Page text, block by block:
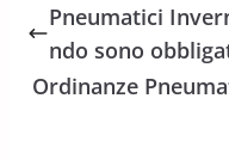
Pneumatici
ndo sono
Ordinanze